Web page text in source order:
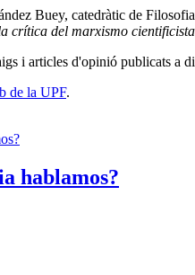
Buey, catedràtic de
crítica del marxismo cientificista
i articles d'opinió publicats a
de la UPF.
hablamos?